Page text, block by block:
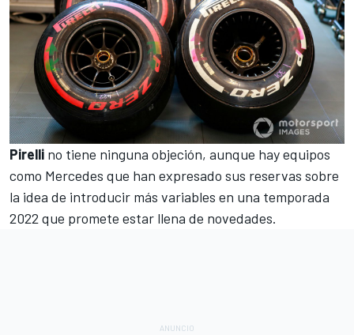
Pirelli no tiene ninguna objeción, aunque hay equipos
como Mercedes que han expresado sus reservas sobre
la idea de introducir más variables en una temporada
2022 que promete estar llena de novedades.